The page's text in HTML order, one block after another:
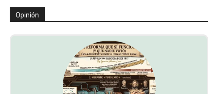
Opinión